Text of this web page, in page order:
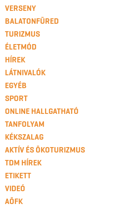
VERSENY
BALATONFÜRED
TURIZMUS
ÉLETMÓD
HÍREK
LÁTNIVALÓK
EGYÉB
SPORT
ONLINE HALLGATHATÓ
TANFOLYAM
KÉKSZALAG
AKTÍV ÉS ÖKOTURIZMUS
TDM HÍREK
ETIKETT
VIDEÓ
AÖFK